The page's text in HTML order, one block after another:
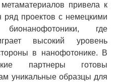
привела к
ряд проектов с немецкими
где
высокий уровень
в нанофотонике. В
партнеры готовы
уникальные образцы для